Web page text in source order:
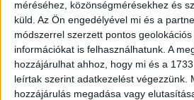
méréséhez, közönségmérésekhez és
küld. Az Ön engedélyével mi és a
módszerrel szerzett pontos
információkat is felhasználhatunk. A
hozzájárulhat ahhoz, hogy mi és a
leírtak szerint adatkezelést végezzünk.
hozzájárulás megadása vagy
Kutatás 2023. szeptember 18.
A dentsu globális kreatív-,
médiaügynökségi hálózat a
kelet-közép-európai tanulmányát a
helyzetéről. Az elemzés szerint az